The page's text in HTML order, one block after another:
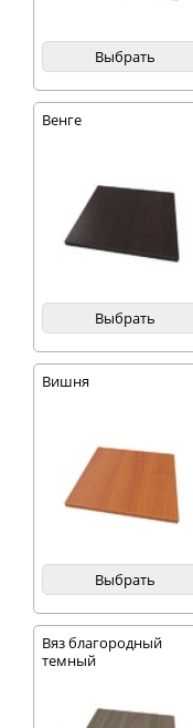
Выбрать
Венге
Выбрать
Вишня
Выбрать
Вяз благородный
темный